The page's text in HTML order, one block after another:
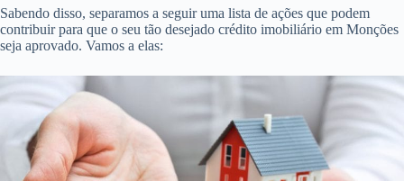
Sabendo disso, separamos a seguir uma lista de ações que podem
contribuir para que o seu tão desejado crédito imobiliário em Monções
seja aprovado. Vamos a elas: